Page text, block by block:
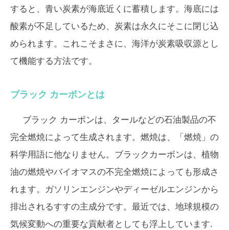
すると、青い炭素が海底近くに蓄積します。海底には
酸素が不足しているため、炭素は永久にそこに閉じ込
められます。これこそまさに、海洋が炭素吸収源とし
て機能する方法です。
ブラック カーボンとは
ブラック カーボンは、タールなどの石油製品の不
完全燃焼によって生成されます。燃焼は、「燃焼」の
科学用語に他なりません。ブラックカーボンは、植物
油の燃焼やバイオマスの不完全燃焼によっても形成さ
れます。ガソリンエンジンやディーゼルエンジンから
排出されるすすの主成分です。最近では、地球規模の
気候変動への重要な貢献者としても浮上しています.